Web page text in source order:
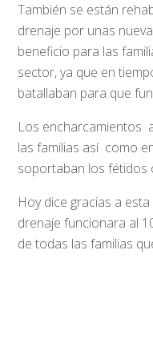
También se están
drenaje por unas
beneficio para las
sector, ya que en
batallaban para que
Los encharcamientos
las familias así como
soportaban los fétidos
Hoy dice gracias a
drenaje funcionara al
de todas las familias